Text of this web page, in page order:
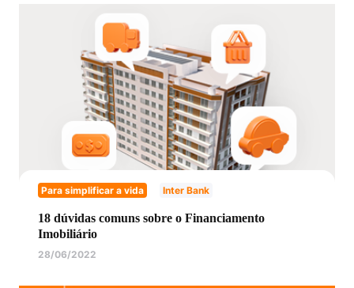
Para simplificar a vida Inter Bank
18 dúvidas comuns sobre o Financiamento
Imobiliário
28/06/2022